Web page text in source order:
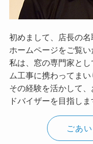
初めまして、店長の名
ホームページをご覧い
私は、窓の専門家と
ム工事に携わってまい
その経験を活かして
ドバイザーを目指しま
ごあ